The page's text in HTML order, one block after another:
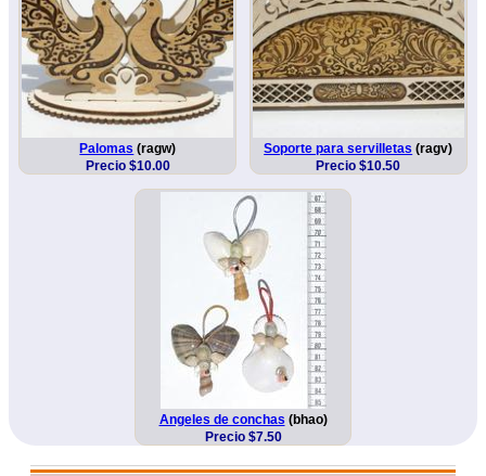
Palomas (ragw)
Precio $10.00
Soporte para servilletas (ragv)
Precio $10.50
Angeles de conchas (bhao)
Precio $7.50